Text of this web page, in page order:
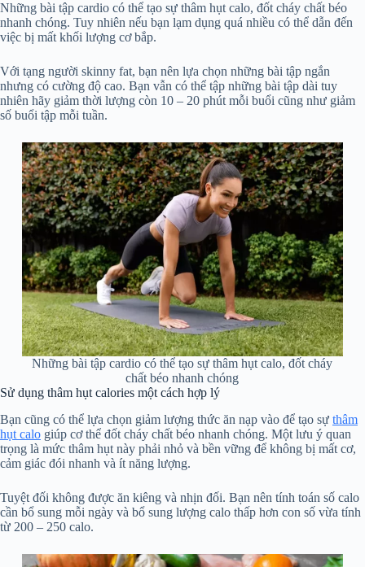
Những bài tập cardio có thể tạo sự thâm hụt calo, đốt cháy chất béo
nhanh chóng. Tuy nhiên nếu bạn lạm dụng quá nhiều có thể dẫn đến
việc bị mất khối lượng cơ bắp.
Với tạng người skinny fat, bạn nên lựa chọn những bài tập ngắn
nhưng có cường độ cao. Bạn vẫn có thể tập những bài tập dài tuy
nhiên hãy giảm thời lượng còn 10 – 20 phút mỗi buổi cũng như giảm
số buổi tập mỗi tuần.
Những bài tập cardio có thể tạo sự thâm hụt calo, đốt cháy
chất béo nhanh chóng
Sử dụng thâm hụt calories một cách hợp lý
Bạn cũng có thể lựa chọn giảm lượng thức ăn nạp vào để tạo sự thâm
hụt calo giúp cơ thể đốt cháy chất béo nhanh chóng. Một lưu ý quan
trọng là mức thâm hụt này phải nhỏ và bền vững để không bị mất cơ,
cảm giác đói nhanh và ít năng lượng.
Tuyệt đối không được ăn kiêng và nhịn đối. Bạn nên tính toán số calo
cần bổ sung mỗi ngày và bổ sung lượng calo thấp hơn con số vừa tính
từ 200 – 250 calo.